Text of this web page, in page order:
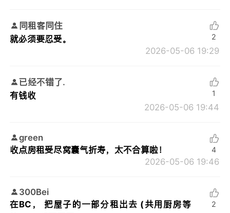
同租客同住
就必须要忍受。
2026-05-06 19:29
2
已经不错了.
有钱收
2026-05-06 19:44
1
green
收点房租受尽窝囊气折寿，太不合算啦！
2026-05-06 19:46
4
300Bei
在BC， 把屋子的一部分租出去 (共用厨房等
2